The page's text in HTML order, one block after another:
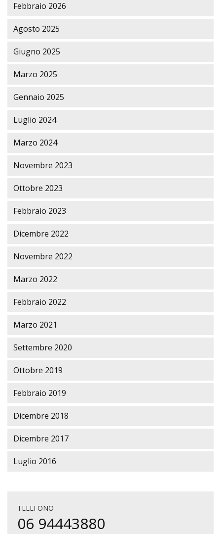
Febbraio 2026
Agosto 2025
Giugno 2025
Marzo 2025
Gennaio 2025
Luglio 2024
Marzo 2024
Novembre 2023
Ottobre 2023
Febbraio 2023
Dicembre 2022
Novembre 2022
Marzo 2022
Febbraio 2022
Marzo 2021
Settembre 2020
Ottobre 2019
Febbraio 2019
Dicembre 2018
Dicembre 2017
Luglio 2016
TELEFONO
06 94443880